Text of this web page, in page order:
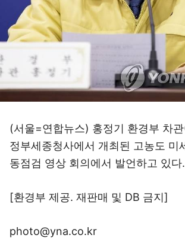
(서울=연합뉴스) 홍정기 환경부 차
정부세종청사에서 개최된 고농도 미
동점검 영상 회의에서 발언하고 있다
[환경부 제공. 재판매 및 DB 금지]
photo@yna.co.kr